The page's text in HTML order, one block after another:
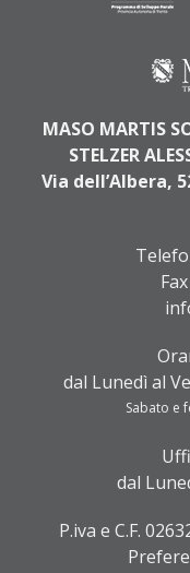
MASO MARTIS
STELZER
Via dell’Albera,
dal Lunedì al
Sabato e
dal
P.iva e C.F.